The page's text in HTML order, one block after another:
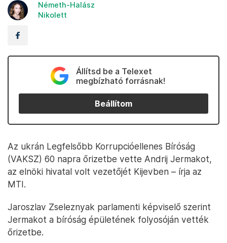
Németh-Halász
Nikolett
Állítsd be a Telexet
megbízható forrásnak!
Beállítom
Az ukrán Legfelsőbb Korrupcióellenes Bíróság
(VAKSZ) 60 napra őrizetbe vette Andrij Jermakot,
az elnöki hivatal volt vezetőjét Kijevben – írja az
MTI.
Jaroszlav Zseleznyak parlamenti képviselő szerint
Jermakot a bíróság épületének folyosóján vették
őrizetbe.